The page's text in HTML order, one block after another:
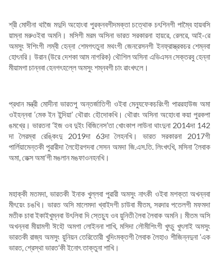
শ্রী মোদীনা থাজৈ মদুদি অহোংবা পুরক্নবগীদমক্তা চত্থোক চৎশিনগী পাম্বৈ হায়বসি
য়াম্না মরুওইবা অমনি। মসিগী মরম অসিনা ভারত সরকারনা হায়ৱে, রেলৱে, আই-ৱে
অমসুং ঈশিংগী লম্বী হেন্না শেমগৎতুনা মথংগী জেনরেসনগী ইনফ্রাস্ত্রকচর শেম্নবা
হোৎনরি। উরান (উরে দেশকা আম নাগরিক) থৌশিল অসিনা এভিএসন সেক্তরবু হেন্না
মীয়ামগা চান্নবা হেনগৎহল্লে অমসুং শম্নবগী চাং ৱাংখৎলে।
প্রধান মন্ত্রী মোদীনা ভারতপু অন্তর্জাতিগী ওইবা মেন্যুফেকচরিংগী পাৱরহাউজ অমা
ওইহন্নবা ‘মেক ইন ইন্দিয়া’ থৌরাং হৌদোকখি। থৌরাং অসিনা অহোংবা কয়া পুরকপা
ঙমখ্রে। ভারতনা ‘ইজ ওব দুইং বিজিনেস’তা খোংকাপ লাউনা থাংদুনা 2014দা 142
দা লৈরম্বা রেঙ্কিংদু 2019দা 63দা লৈহনখি। ভারত সরকারনা 2017গী
পার্লিয়ামেন্তকী পুৱারীদা লৈহৌরগদবা সেসন অমদা জি.এস.তি. লিংখৎখি, মসিনা ‘লৈবাক
অমা, তেক্স অমা’গী মঙলান মঙফাওনহনখি।
মহাক্কী মতমদা, ভারতকী ইনাক খুল্লবা পুৱারী অমসুং নাৎকী ওইবা মশক্তা অখন্নবা
মীৎয়েং চঙখি। ভারত অসি মালেমদা খ্বাইদগী চাউবা মীতম, সরদার পতেলগী মফমদা
মতীক চাবা ইকাইখুম্নবা উৎলিবা দি স্তেচ্যু ওব য়ুনিতী লৈবা লৈবাক অমনি। মীতম অসি
অখন্নবা মীয়ামগী ঈহৌ অমগা লোইননা শাখি, মসিদা লৌমীশিংগী খুৎচু খুৎলাই অমসুং
ভারতকী রাজ্য অমসুং য়ুনিয়ন তেরিতোরী খুদিংমক্তগী লৈবাক লৈহাও শীজিন্নদুনা ‘এক
ভারত, শ্রেস্থা ভারত’কী ইনোৎ তাক্তুনা শাখি।